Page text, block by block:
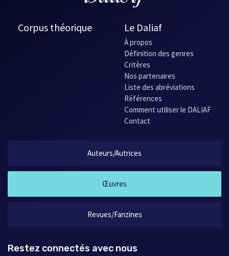
Corpus théorique Le Daliaf
À propos
Définition des genres
Critères
Nos partenaires
Liste des abréviations
Références
Comment utiliser le DALIAF
Contact
Auteurs/Autrices
Œuvres
Revues/Fanzines
Restez connectés avec nous